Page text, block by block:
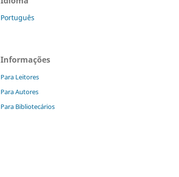
Português
Informações
Para Leitores
Para Autores
Para Bibliotecários